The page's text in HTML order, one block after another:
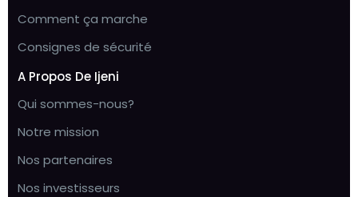
Comment ça marche
Consignes de sécurité
A Propos De Ijeni
Qui sommes-nous?
Notre mission
Nos partenaires
Nos investisseurs